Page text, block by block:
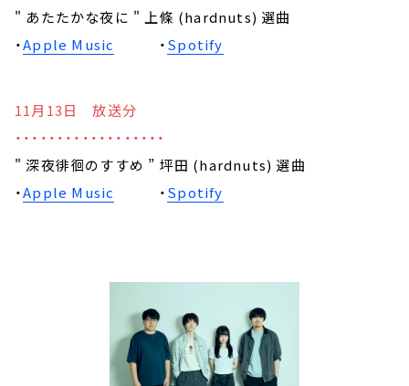
" あたたかな夜に " 上條 (hardnuts) 選曲
・Apple Music ・Spotify
11月13日 放送分
・・・・・・・・・・・・・・・・・・
" 深夜徘徊のすすめ ” 坪田 (hardnuts) 選曲
・Apple Music ・Spotify